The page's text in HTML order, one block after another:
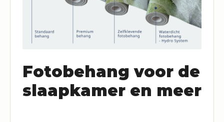
Fotobehang voor de
slaapkamer en meer